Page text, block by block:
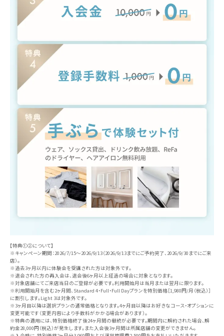
【特典①②について】
※キャンペーン期間：2026/7/15〜2026/9/13（2026/9/13までにご予約完了、2026/9/30までにご来
店）。
※過去3ヶ月以内に体験会を受講された方は対象外です。
※退会された方の再入会は、退会後6ヶ月以上経過の場合に対象となります。
※対象店舗にてご来店当日のご登録が必要です。利用開始月は当月または翌月に限ります。
※利用開始月を含む2ヶ月間、Standard 4・Full・Full Dayプランを特別価格［1,980円/月（税込）］
に割引します。Light 3は対象外です。
※3ヶ月目以降は選択プランの通常価格となります。4ヶ月目以降はお好きなコース・オプションに
変更可能です（変更内容により手数料がかかる場合があります）。
※特典の適用には、特別価格終了後24ヶ月間の継続が必要です。期間内に解約された場合、解
約金28,000円（税込）が発生します。また入会後3ヶ月間は所属店舗の変更ができません。